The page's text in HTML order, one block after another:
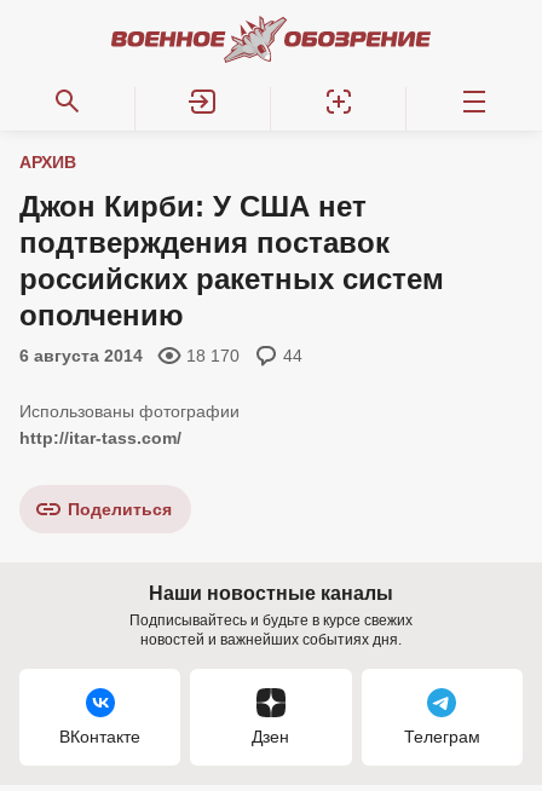
АРХИВ
Джон Кирби: У США нет
подтверждения поставок
российских ракетных систем
ополчению
6 августа 2014 18 170 44
http://itar-tass.com/
Поделиться
Наши новостные каналы
Подписывайтесь и будьте в курсе свежих
новостей и важнейших событиях дня.
ВКонтакте Дзен Телеграм